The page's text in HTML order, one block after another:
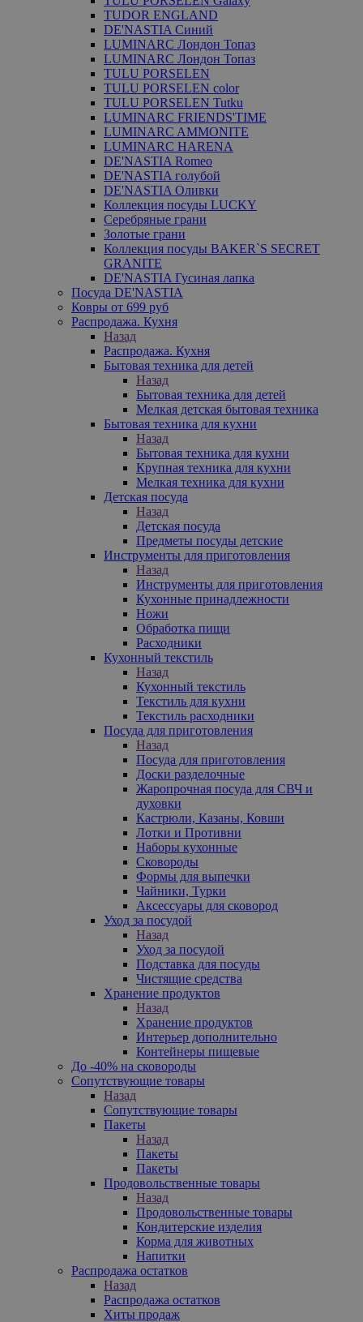
TUDOR ENGLAND
DE'NASTIA Синий
LUMINARC Лондон Топаз
LUMINARC Лондон Топаз
TULU PORSELEN
TULU PORSELEN color
TULU PORSELEN Tutku
LUMINARC FRIENDS'TIME
LUMINARC AMMONITE
LUMINARC HARENA
DE'NASTIA Romeo
DE'NASTIA голубой
DE'NASTIA Оливки
Коллекция посуды LUCKY
Серебряные грани
Золотые грани
Коллекция посуды BAKER`S SECRET
GRANITE
DE'NASTIA Гусиная лапка
Посуда DE'NASTIA
Ковры от 699 руб
Распродажа. Кухня
Назад
Распродажа. Кухня
Бытовая техника для детей
Назад
Бытовая техника для детей
Мелкая детская бытовая техника
Бытовая техника для кухни
Назад
Бытовая техника для кухни
Крупная техника для кухни
Мелкая техника для кухни
Детская посуда
Назад
Детская посуда
Предметы посуды детские
Инструменты для приготовления
Назад
Инструменты для приготовления
Кухонные принадлежности
Ножи
Обработка пищи
Расходники
Кухонный текстиль
Назад
Кухонный текстиль
Текстиль для кухни
Текстиль расходники
Посуда для приготовления
Назад
Посуда для приготовления
Доски разделочные
Жаропрочная посуда для СВЧ и
духовки
Кастрюли, Казаны, Ковши
Лотки и Противни
Наборы кухонные
Сковороды
Формы для выпечки
Чайники, Турки
Аксессуары для сковород
Уход за посудой
Назад
Уход за посудой
Подставка для посуды
Чистящие средства
Хранение продуктов
Назад
Хранение продуктов
Интерьер дополнительно
Контейнеры пищевые
До -40% на сковороды
Сопутствующие товары
Назад
Сопутствующие товары
Пакеты
Назад
Пакеты
Пакеты
Продовольственные товары
Назад
Продовольственные товары
Кондитерские изделия
Корма для животных
Напитки
Распродажа остатков
Назад
Распродажа остатков
Хиты продаж